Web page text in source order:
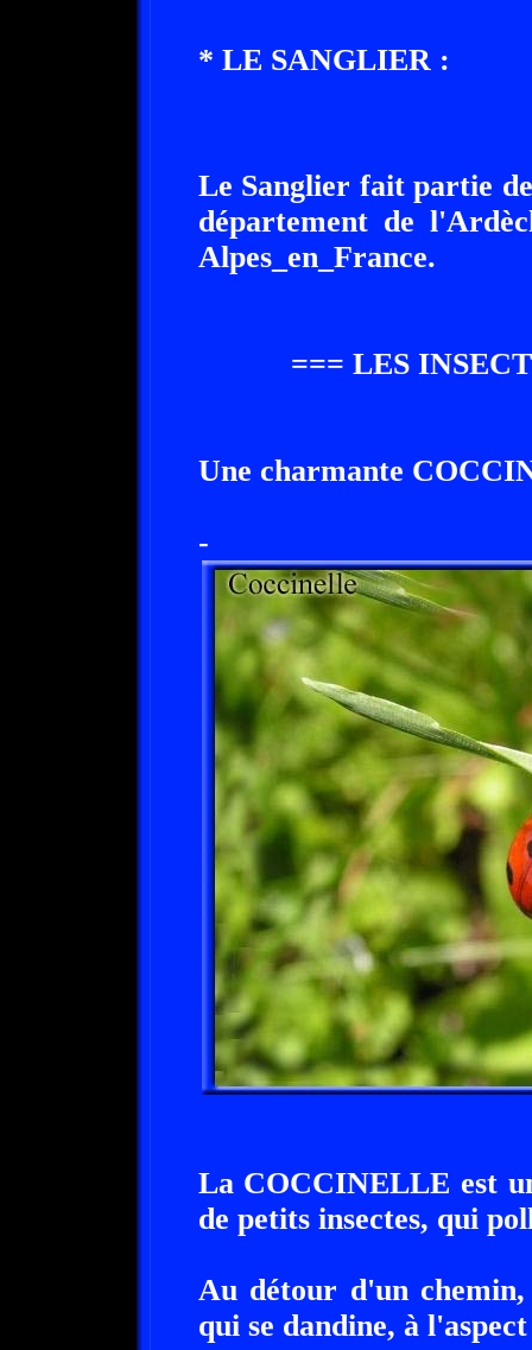
* LE SANGLIER :
Le Sanglier fait partie
département de
Alpes_en_France.
=== LES
Une charmante
-
La COCCINELLE est
de petits insectes, qui
Au détour d'un
qui se dandine, à